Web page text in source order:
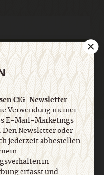
Jetzt anmelden
Barrierefreiheit
CiG-Newsletter
Verwendung meiner
E-Mail-Marketings
Den Newsletter oder
jederzeit abbestellen.
in
erfasst und